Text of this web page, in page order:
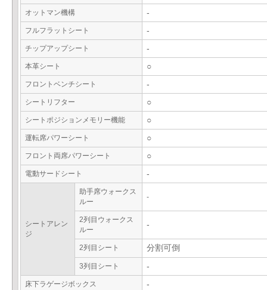
オットマン機構 -
フルフラットシート -
チップアップシート -
本革シート ○
フロントベンチシート -
シートリフター ○
シートポジションメモリー機能 ○
運転席パワーシート ○
フロント両席パワーシート ○
電動サードシート -
シートアレン
ジ
助手席ウォークス
ルー
-
2列目ウォークス
ルー
-
2列目シート 分割可倒
3列目シート -
床下ラゲージボックス -